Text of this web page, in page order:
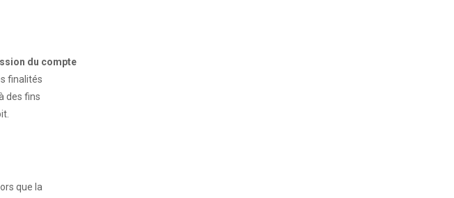
du compte
finalités
des fins
que la